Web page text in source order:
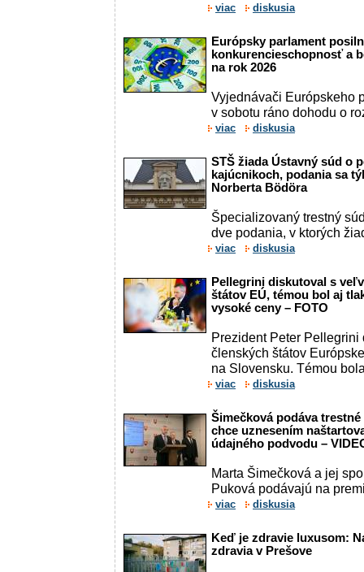
viac diskusia
Európsky parlament
konkurencieschopnosť a
na rok 2026
Vyjednávači Európskeho
v sobotu ráno dohodu o
viac diskusia
STŠ žiada Ústavný súd o
kajúcnikoch, podania sa
Norberta Bödöra
Špecializovaný trestný
dve podania, v ktorých
viac diskusia
Pellegrini diskutoval s
štátov EÚ, témou bol aj
vysoké ceny – FOTO
Prezident Peter
členských štátov
na Slovensku. Témou
viac diskusia
Šimečková podáva
chce uznesením
údajného podvodu –
Marta Šimečková a jej
Puková podávajú na
viac diskusia
Keď je zdravie luxusom:
zdravia v Prešove